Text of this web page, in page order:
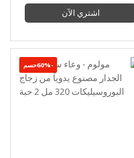
اشتري الآن
-60%حسم